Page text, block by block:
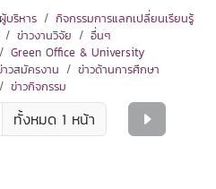
บริหาร
กิจกรรมการแลกเปลี่ยนเรียนรู้
ข่าวงานวิจัย
อื่นๆ
Green Office & University
วสมัครงาน
ข่าวด้านการศึกษา
ข่าวกิจกรรม
ทั้งหมด 1 หน้า